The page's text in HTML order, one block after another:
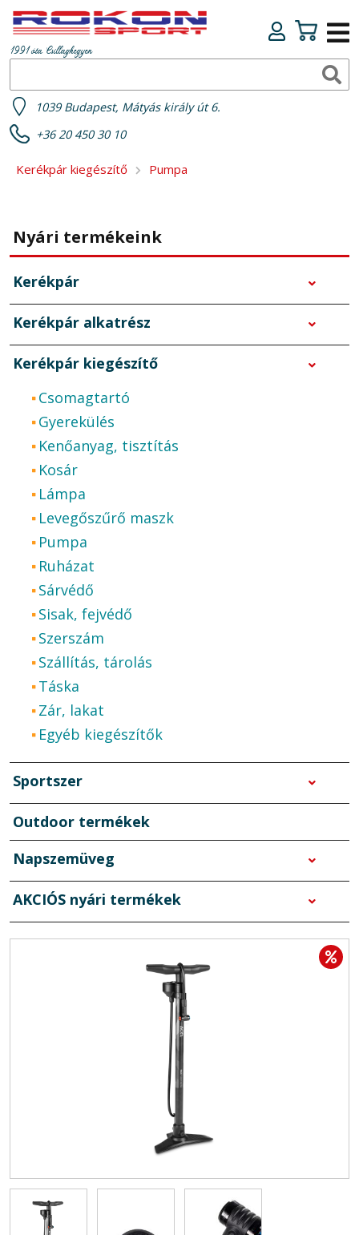
1991 óta Csillaghegyen
1039 Budapest, Mátyás király út 6.
+36 20 450 30 10
Kerékpár kiegészítő Pumpa
Nyári termékeink
Kerékpár
Kerékpár alkatrész
Kerékpár kiegészítő
Csomagtartó
Gyerekülés
Kenőanyag, tisztítás
Kosár
Lámpa
Levegőszűrő maszk
Pumpa
Ruházat
Sárvédő
Sisak, fejvédő
Szerszám
Szállítás, tárolás
Táska
Zár, lakat
Egyéb kiegészítők
Sportszer
Outdoor termékek
Napszemüveg
AKCIÓS nyári termékek